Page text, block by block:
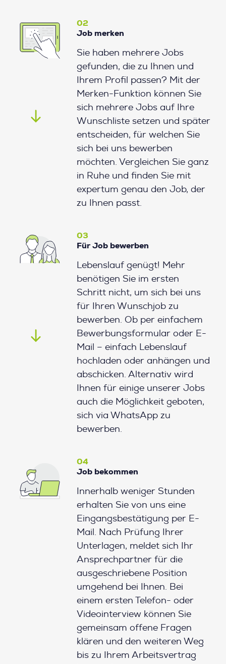
02
Job merken
Sie haben mehrere Jobs
gefunden, die zu Ihnen und
Ihrem Profil passen? Mit der
Merken-Funktion können Sie
sich mehrere Jobs auf Ihre
Wunschliste setzen und später
entscheiden, für welchen Sie
sich bei uns bewerben
möchten. Vergleichen Sie ganz
in Ruhe und finden Sie mit
expertum genau den Job, der
zu Ihnen passt.
03
Für Job bewerben
Lebenslauf genügt! Mehr
benötigen Sie im ersten
Schritt nicht, um sich bei uns
für Ihren Wunschjob zu
bewerben. Ob per einfachem
Bewerbungsformular oder E-
Mail – einfach Lebenslauf
hochladen oder anhängen und
abschicken. Alternativ wird
Ihnen für einige unserer Jobs
auch die Möglichkeit geboten,
sich via WhatsApp zu
bewerben.
04
Job bekommen
Innerhalb weniger Stunden
erhalten Sie von uns eine
Eingangsbestätigung per E-
Mail. Nach Prüfung Ihrer
Unterlagen, meldet sich Ihr
Ansprechpartner für die
ausgeschriebene Position
umgehend bei Ihnen. Bei
einem ersten Telefon- oder
Videointerview können Sie
gemeinsam offene Fragen
klären und den weiteren Weg
bis zu Ihrem Arbeitsvertrag